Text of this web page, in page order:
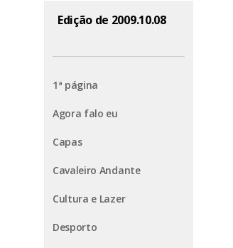
Edição de 2009.10.08
1ª página
Agora falo eu
Capas
Cavaleiro Andante
Cultura e Lazer
Desporto